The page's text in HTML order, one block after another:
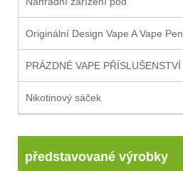
Originální Design Vape A Vape Pen
PRÁZDNÉ VAPE PŘÍSLUŠENSTVÍ
Nikotinový sáček
představované výrobky